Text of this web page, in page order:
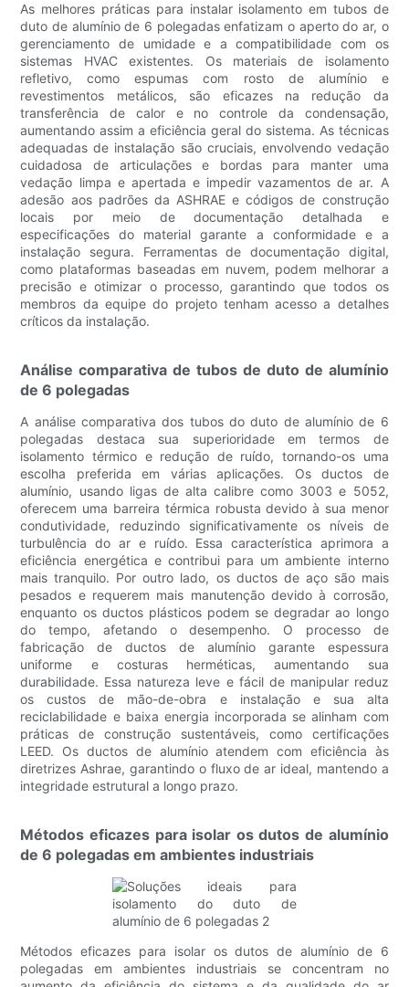
As melhores práticas para instalar isolamento em tubos de
duto de alumínio de 6 polegadas enfatizam o aperto do ar, o
gerenciamento de umidade e a compatibilidade com os
sistemas HVAC existentes. Os materiais de isolamento
refletivo, como espumas com rosto de alumínio e
revestimentos metálicos, são eficazes na redução da
transferência de calor e no controle da condensação,
aumentando assim a eficiência geral do sistema. As técnicas
adequadas de instalação são cruciais, envolvendo vedação
cuidadosa de articulações e bordas para manter uma
vedação limpa e apertada e impedir vazamentos de ar. A
adesão aos padrões da ASHRAE e códigos de construção
locais por meio de documentação detalhada e
especificações do material garante a conformidade e a
instalação segura. Ferramentas de documentação digital,
como plataformas baseadas em nuvem, podem melhorar a
precisão e otimizar o processo, garantindo que todos os
membros da equipe do projeto tenham acesso a detalhes
críticos da instalação.
Análise comparativa de tubos de duto de alumínio
de 6 polegadas
A análise comparativa dos tubos do duto de alumínio de 6
polegadas destaca sua superioridade em termos de
isolamento térmico e redução de ruído, tornando-os uma
escolha preferida em várias aplicações. Os ductos de
alumínio, usando ligas de alta calibre como 3003 e 5052,
oferecem uma barreira térmica robusta devido à sua menor
condutividade, reduzindo significativamente os níveis de
turbulência do ar e ruído. Essa característica aprimora a
eficiência energética e contribui para um ambiente interno
mais tranquilo. Por outro lado, os ductos de aço são mais
pesados ​​e requerem mais manutenção devido à corrosão,
enquanto os ductos plásticos podem se degradar ao longo
do tempo, afetando o desempenho. O processo de
fabricação de ductos de alumínio garante espessura
uniforme e costuras herméticas, aumentando sua
durabilidade. Essa natureza leve e fácil de manipular reduz
os custos de mão-de-obra e instalação e sua alta
reciclabilidade e baixa energia incorporada se alinham com
práticas de construção sustentáveis, como certificações
LEED. Os ductos de alumínio atendem com eficiência às
diretrizes Ashrae, garantindo o fluxo de ar ideal, mantendo a
integridade estrutural a longo prazo.
Métodos eficazes para isolar os dutos de alumínio
de 6 polegadas em ambientes industriais
Métodos eficazes para isolar os dutos de alumínio de 6
polegadas em ambientes industriais se concentram no